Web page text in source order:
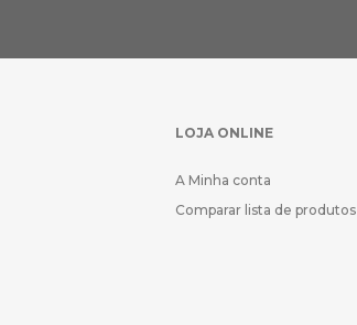
LOJA ONLINE
A Minha conta
Comparar lista de produtos